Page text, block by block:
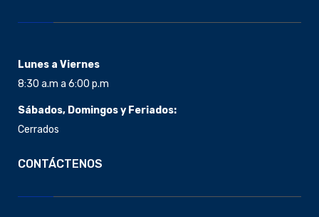
Lunes a Viernes
8:30 a.m a 6:00 p.m
Sábados, Domingos y Feriados:
Cerrados
CONTÁCTENOS